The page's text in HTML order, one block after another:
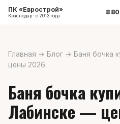
ПК «Еврострой»
Краснодар · с 2013 года 8
Главная → Блог → Баня бочка
цены 2026
Баня бочка
Лабинске —